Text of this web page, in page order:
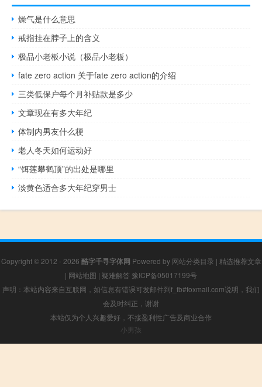
燥气是什么意思
戒指挂在脖子上的含义
极品小老板小说（极品小老板）
fate zero action 关于fate zero action的介绍
三类低保户每个月补贴款是多少
文章现在有多大年纪
体制内男友什么梗
老人冬天如何运动好
“饵莲攀鹤顶”的出处是哪里
淡黄色适合多大年纪穿男士
Copyright © 2012 - 2026 酷字千寻字体网 Powered by 网站分类目录 | 精选推荐文章
| 网站地图 | 疑难解答 豫ICP备05017199号
声明：本站内容来自互联网，如信息有错误可发邮件到f_fb#foxmail.com说明，我们
会及时纠正，谢谢
本站仅为个人兴趣爱好，不接盈利性广告及商业合作
小男孩